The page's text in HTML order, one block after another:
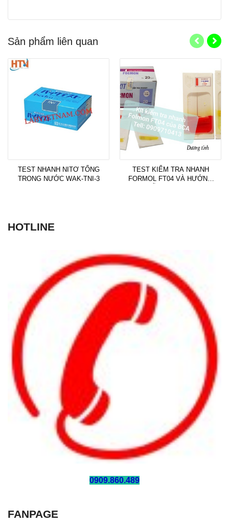
Sản phẩm liên quan
TEST NHANH NITƠ TỔNG
TRONG NƯỚC WAK-TNI-3
TEST KIỂM TRA NHANH
FORMOL FT04 VÀ HƯỚNG
HOTLINE
0909.860.489
FANPAGE